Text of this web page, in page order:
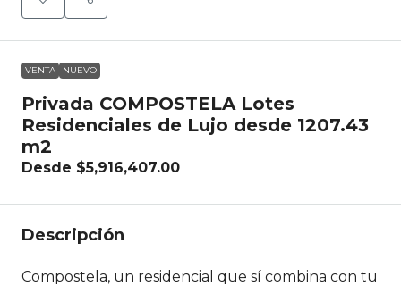
VENTA NUEVO
Privada COMPOSTELA Lotes
Residenciales de Lujo desde 1207.43
m2
Desde $5,916,407.00
Descripción
Compostela, un residencial que sí combina con tu